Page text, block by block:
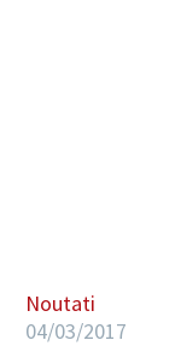
Noutati
04/03/2017